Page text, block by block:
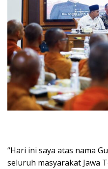
“Hari ini saya atas nama
seluruh masyarakat Jawa